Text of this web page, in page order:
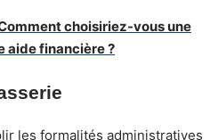
choisiriez-vous une
aide financière ?
les formalités administratives